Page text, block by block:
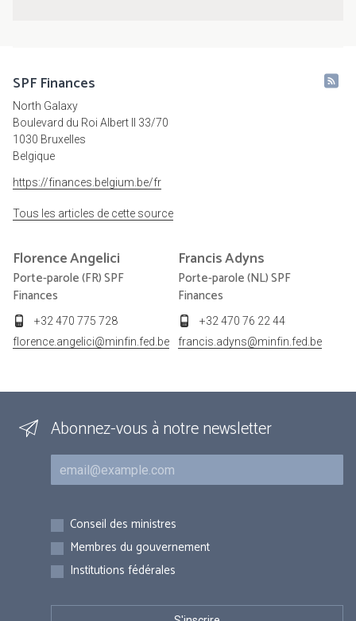
SPF Finances
North Galaxy
Boulevard du Roi Albert II 33/70
1030 Bruxelles
Belgique
https://finances.belgium.be/fr
Tous les articles de cette source
FlorenceAngelici
Porte-parole (FR) SPF
Finances
+32 470 775 728
florence.angelici@minfin.fed.be
FrancisAdyns
Porte-parole (NL) SPF
Finances
+32 470 76 22 44
francis.adyns@minfin.fed.be
Abonnez-vous à notre newsletter
Courriel
Inscriptions
Conseil des ministres
Membres du gouvernement
Institutions fédérales